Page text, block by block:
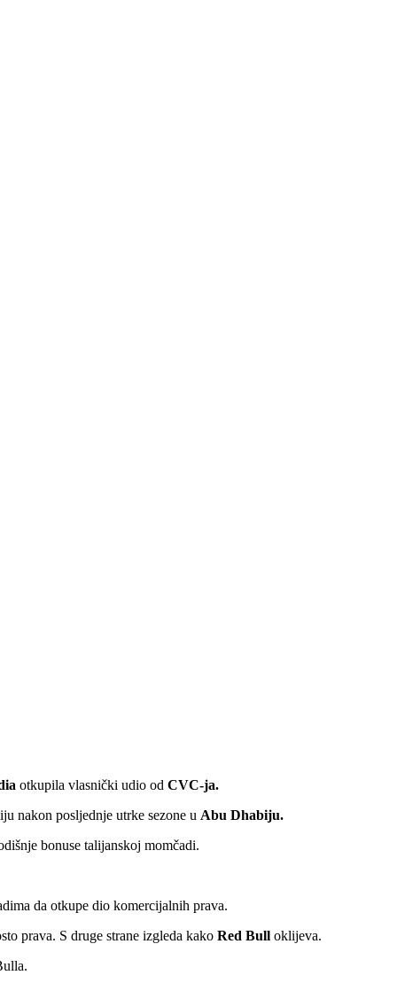
otkupila vlasnički udio od CVC-ja.
nakon posljednje utrke sezone u Abu Dhabiju.
bonuse talijanskoj momčadi.
da otkupe dio komercijalnih prava.
prava. S druge strane izgleda kako Red Bull oklijeva.